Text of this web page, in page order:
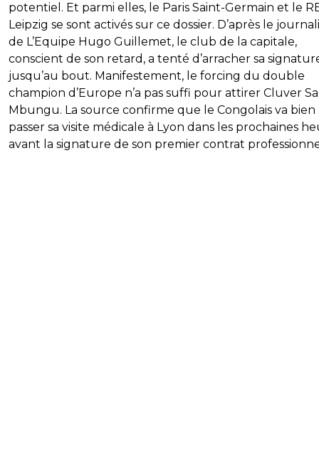
potentiel. Et parmi elles, le Paris Saint-Germain et le
Leipzig se sont activés sur ce dossier. D’après le
de L’Equipe Hugo Guillemet, le club de la capitale,
conscient de son retard, a tenté d’arracher sa
jusqu’au bout. Manifestement, le forcing du double
champion d’Europe n’a pas suffi pour attirer Cluver
Mbungu. La source confirme que le Congolais va bien
passer sa visite médicale à Lyon dans les prochaines
avant la signature de son premier contrat